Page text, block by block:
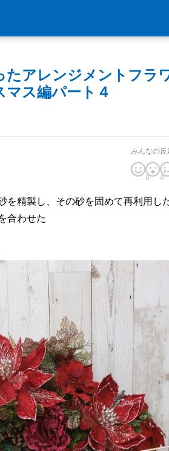
たアレンジメントフラ
ス編パート４
みんなの反
0 0
を精製し、その砂を固めて再利用し
合わせた